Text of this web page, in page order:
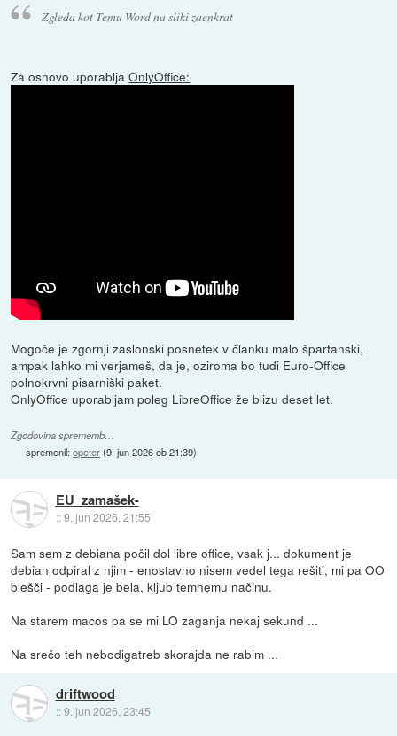
Zgleda kot Temu Word na sliki zaenkrat
Za osnovo uporabljaOnlyOffice:
Mogoče je zgornji zaslonski posnetek v članku malo špartanski,
ampak lahko mi verjameš, da je, oziroma bo tudi Euro-Office
polnokrvni pisarniški paket.
OnlyOffice uporabljam poleg LibreOffice že blizu deset let.
Zgodovina sprememb…
spremenil:opeter(9. jun 2026 ob 21:39)
EU_zamašek-
::9. jun 2026, 21:55
Sam sem z debiana počil dol libre office, vsak j... dokument je
debian odpiral z njim - enostavno nisem vedel tega rešiti, mi pa OO
blešči - podlaga je bela, kljub temnemu načinu.
Na starem macos pa se mi LO zaganja nekaj sekund ...
Na srečo teh nebodigatreb skorajda ne rabim ...
driftwood
::9. jun 2026, 23:45